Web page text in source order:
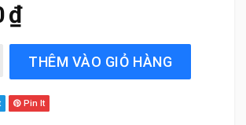
₫
Fortuner (2007 đến 2015) Bosch
THÊM VÀO GIỎ HÀNG
Pin It